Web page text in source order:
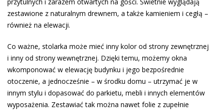
zestawione z naturalnym drewnem, a także kamieniem i cegłą –
również na elewacji.
Co ważne, stolarka może mieć inny kolor od strony zewnętrznej
i inny od strony wewnętrznej. Dzięki temu, możemy okna
wkomponować w elewację budynku i jego bezpośrednie
otoczenie, a jednocześnie – w środku domu – utrzymać je w
innym stylu i dopasować do parkietu, mebli i innych elementów
wyposażenia. Zestawiać tak można nawet folie z zupełnie